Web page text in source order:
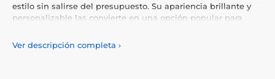
estilo sin salirse del presupuesto. Su apariencia brillante y
personalizable las convierte en una opción popular para
eventos empresariales.
Ver descripción completa ›